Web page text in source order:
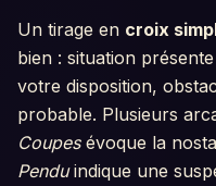
Un tirage en croix
bien : situation
votre disposition,
probable. Plusieurs
Coupesévoque la
Penduindique une